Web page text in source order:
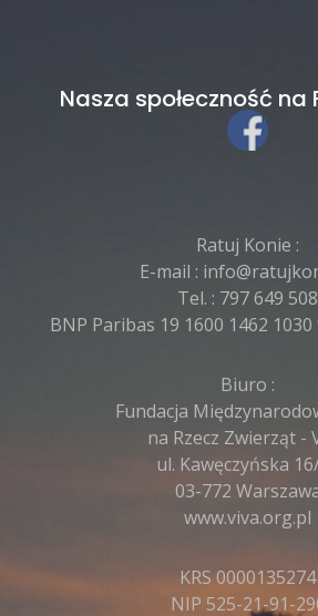
Nasza społeczność na
Ratuj Konie :
E-mail :
Tel. : 797 649 508
BNP Paribas 19 1600 1462 1030
Biuro :
Fundacja
na Rzecz Zwierząt -
ul. Kawęczyńska
03-772
www.viva.org.pl
KRS 0000135274
NIP 525-21-91-